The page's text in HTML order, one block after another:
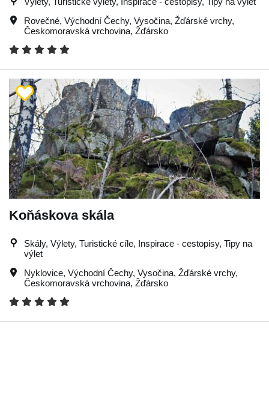
Rovečné, Východní Čechy, Vysočina, Žďárské vrchy,
Českomoravská vrchovina, Žďársko
Koňáskova skála
Skály, Výlety, Turistické cíle, Inspirace - cestopisy, Tipy na
výlet
Nyklovice, Východní Čechy, Vysočina, Žďárské vrchy,
Českomoravská vrchovina, Žďársko